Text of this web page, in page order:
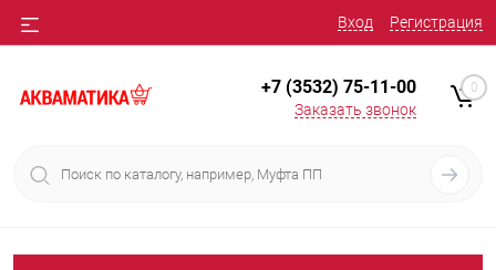
Вход Регистрация
+7 (3532) 75-11-00
Заказать звонок
0